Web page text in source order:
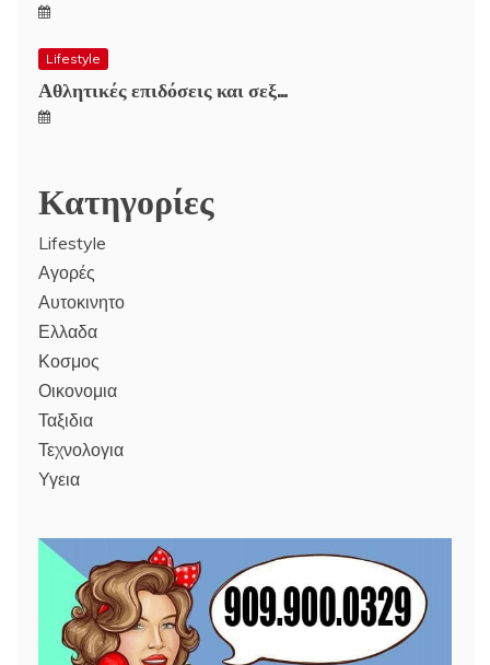
Lifestyle
Αθλητικές επιδόσεις και σεξ…
Κατηγορίες
Lifestyle
Αγορές
Αυτοκινητο
Ελλαδα
Κοσμος
Οικονομια
Ταξιδια
Τεχνολογια
Υγεια